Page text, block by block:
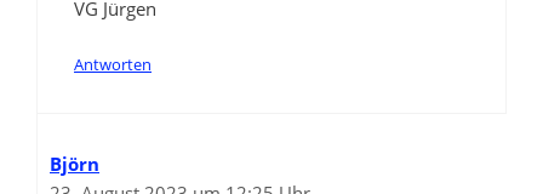
VG Jürgen
Antworten
Björn